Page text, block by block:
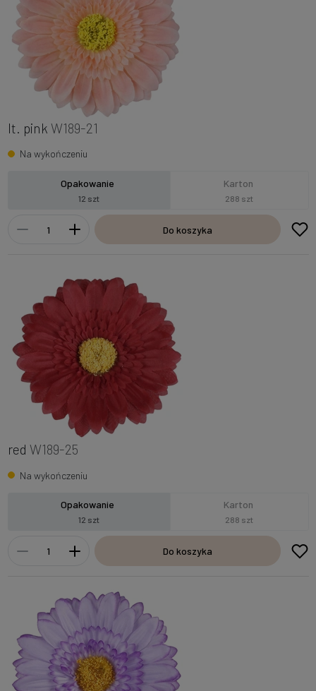
lt. pink W189-21
Na wykończeniu
Opakowanie
12 szt
Karton
288 szt
Do koszyka
red W189-25
Na wykończeniu
Opakowanie
12 szt
Karton
288 szt
Do koszyka